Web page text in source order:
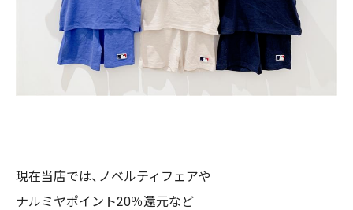
現在当店では、ノベルティフェアや
ナルミヤポイント20％還元など